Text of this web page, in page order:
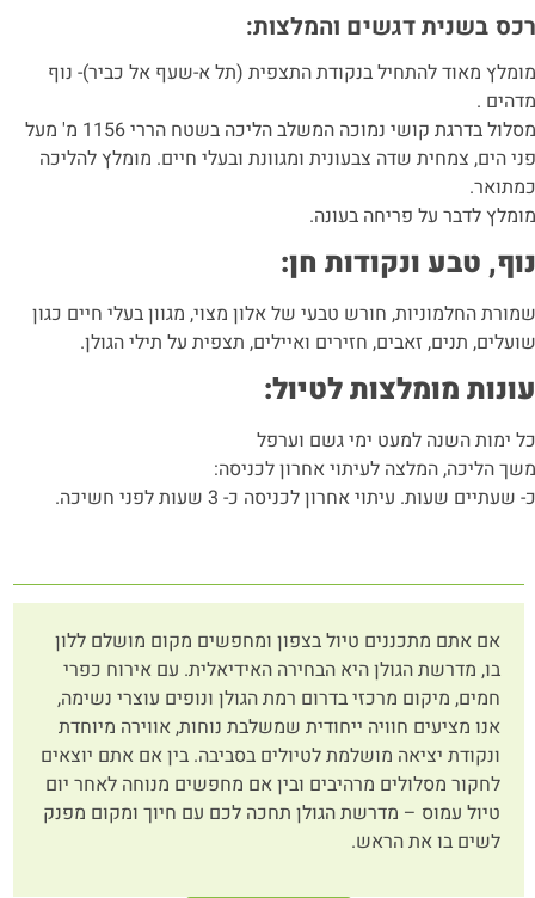
רכס בשנית דגשים והמלצות:
מומלץ מאוד להתחיל בנקודת התצפית (תל א-שעף אל כביר)- נוף
מדהים .
מסלול בדרגת קושי נמוכה המשלב הליכה בשטח הררי 1156 מ' מעל
פני הים, צמחית שדה צבעונית ומגוונת ובעלי חיים. מומלץ להליכה
כמתואר.
מומלץ לדבר על פריחה בעונה.
נוף, טבע ונקודות חן:
שמורת החלמוניות, חורש טבעי של אלון מצוי, מגוון בעלי חיים כגון
שועלים, תנים, זאבים, חזירים ואיילים, תצפית על תילי הגולן.
עונות מומלצות לטיול:
כל ימות השנה למעט ימי גשם וערפל
משך הליכה, המלצה לעיתוי אחרון לכניסה:
כ- שעתיים שעות. עיתוי אחרון לכניסה כ- 3 שעות לפני חשיכה.
אם אתם מתכננים טיול בצפון ומחפשים מקום מושלם ללון
בו, מדרשת הגולן היא הבחירה האידיאלית. עם אירוח כפרי
חמים, מיקום מרכזי בדרום רמת הגולן ונופים עוצרי נשימה,
אנו מציעים חוויה ייחודית שמשלבת נוחות, אווירה מיוחדת
ונקודת יציאה מושלמת לטיולים בסביבה. בין אם אתם יוצאים
לחקור מסלולים מרהיבים ובין אם מחפשים מנוחה לאחר יום
טיול עמוס – מדרשת הגולן תחכה לכם עם חיוך ומקום מפנק
לשים בו את הראש.